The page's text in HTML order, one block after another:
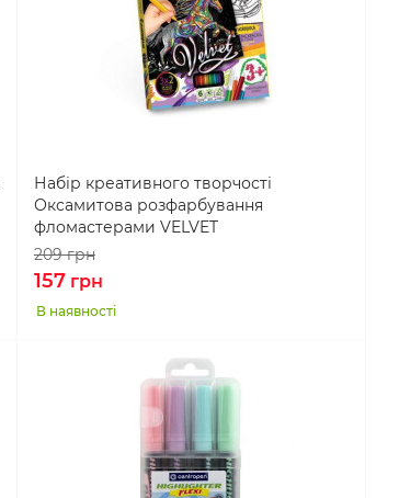
Набір креативного творчості
Оксамитова розфарбування
фломастерами VELVET
209грн
157грн
В наявності